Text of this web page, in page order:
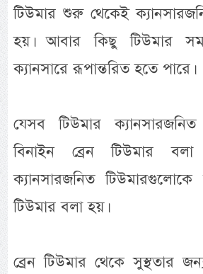
টিউমার শুরু থেকেই
হয়। আবার কিছু টিউমার
ক্যানসারে রূপান্তরিত হতে পারে।
যেসব টিউমার
বিনাইন ব্রেন টিউমার
ক্যানসারজনিত টিউমারগুলোকে
টিউমার বলা হয়।
ব্রেন টিউমার থেকে সুস্থতার